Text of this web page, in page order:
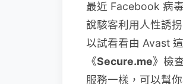
最近 Facebook 病
說駭客利用人性誘
以試看看由 Avast
《Secure.me》檢
服務一樣，可以幫